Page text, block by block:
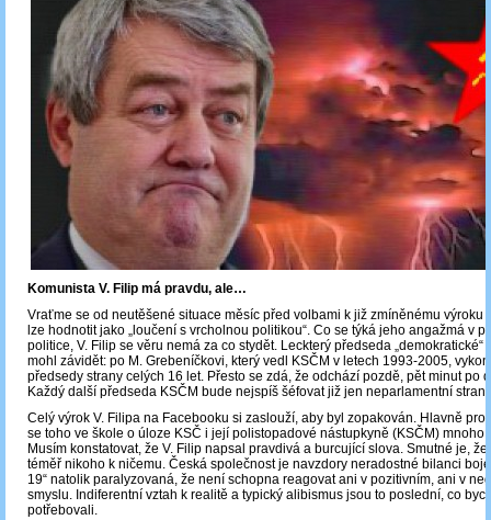
Komunista V. Filip má pravdu, ale…
Vraťme se od neutěšené situace měsíc před volbami k již zmíněnému výroku
lze hodnotit jako „loučení s vrcholnou politikou“. Co se týká jeho angažmá v
politice, V. Filip se věru nemá za co stydět. Leckterý předseda „demokratické“
mohl závidět: po M. Grebeníčkovi, který vedl KSČM v letech 1993-2005,
předsedy strany celých 16 let. Přesto se zdá, že odchází pozdě, pět minut po
Každý další předseda KSČM bude nejspíš šéfovat již jen neparlamentní
Celý výrok V. Filipa na Facebooku si zaslouží, aby byl zopakován. Hlavně pro
se toho ve škole o úloze KSČ i její polistopadové nástupkyně (KSČM) mnoho
Musím konstatovat, že V. Filip napsal pravdivá a burcující slova. Smutné je,
téměř nikoho k ničemu. Česká společnost je navzdory neradostné bilanci
19“ natolik paralyzovaná, že není schopna reagovat ani v pozitivním, ani v
smyslu. Indiferentní vztah k realitě a typický alibismus jsou to poslední, co
potřebovali.